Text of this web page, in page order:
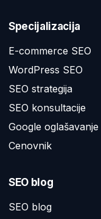
Specijalizacija
E-commerce SEO
WordPress SEO
SEO strategija
SEO konsultacije
Google oglašavanje
Cenovnik
SEO blog
SEO blog